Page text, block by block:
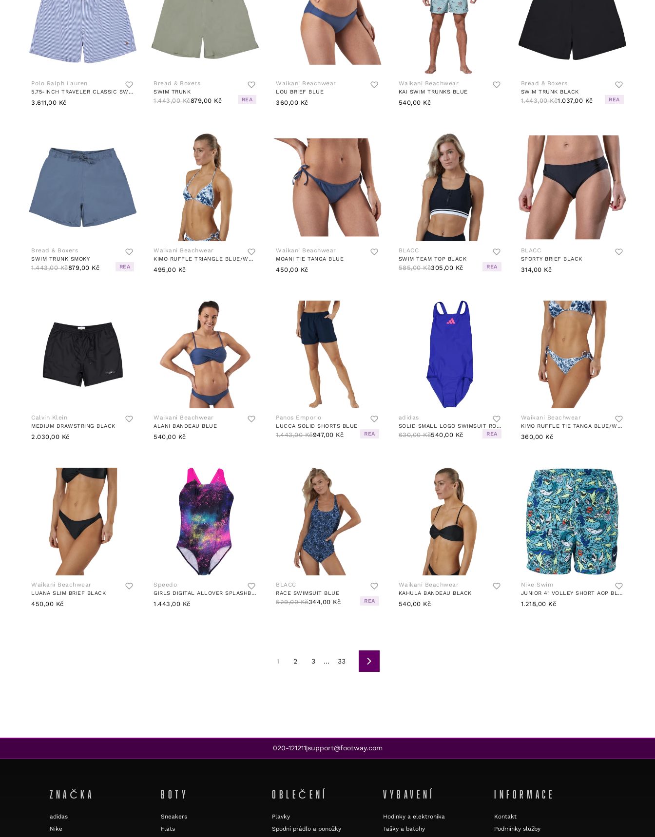
Polo Ralph Lauren
5.75-INCH TRAVELER CLASSIC SWIM TRUNK CRUISE ROYAL SEERSUCKER
3.611,00 Kč
Bread & Boxers
SWIM TRUNK
1.443,00 Kč879,00 Kč REA
Waikani Beachwear
LOU BRIEF BLUE
360,00 Kč
Waikani Beachwear
KAI SWIM TRUNKS BLUE
540,00 Kč
Bread & Boxers
SWIM TRUNK BLACK
1.443,00 Kč1.037,00 Kč REA
Bread & Boxers
SWIM TRUNK SMOKY
1.443,00 Kč879,00 Kč REA
Waikani Beachwear
KIMO RUFFLE TRIANGLE BLUE/WHITE
495,00 Kč
Waikani Beachwear
MOANI TIE TANGA BLUE
450,00 Kč
BLACC
SWIM TEAM TOP BLACK
585,00 Kč305,00 Kč REA
BLACC
SPORTY BRIEF BLACK
314,00 Kč
Calvin Klein
MEDIUM DRAWSTRING BLACK
2.030,00 Kč
Waikani Beachwear
ALANI BANDEAU BLUE
540,00 Kč
Panos Emporio
LUCCA SOLID SHORTS BLUE
1.443,00 Kč947,00 Kč REA
adidas
SOLID SMALL LOGO SWIMSUIT ROYAL BLUE / LUCID PINK
630,00 Kč540,00 Kč REA
Waikani Beachwear
KIMO RUFFLE TIE TANGA BLUE/WHITE
360,00 Kč
Waikani Beachwear
LUANA SLIM BRIEF BLACK
450,00 Kč
Speedo
GIRLS DIGITAL ALLOVER SPLASHBA BLACK/PINK
1.443,00 Kč
BLACC
RACE SWIMSUIT BLUE
529,00 Kč344,00 Kč REA
Waikani Beachwear
KAHULA BANDEAU BLACK
540,00 Kč
Nike Swim
JUNIOR 4" VOLLEY SHORT AOP BLUE
1.218,00 Kč
1 2 3 … 33 Další
020-121211|support@footway.com
ZNAČKA
adidas
Nike
BOTY
Sneakers
Flats
OBLEČENÍ
Plavky
Spodní prádlo a ponožky
VYBAVENÍ
Hodinky a elektronika
Tašky a batohy
INFORMACE
Kontakt
Podmínky služby